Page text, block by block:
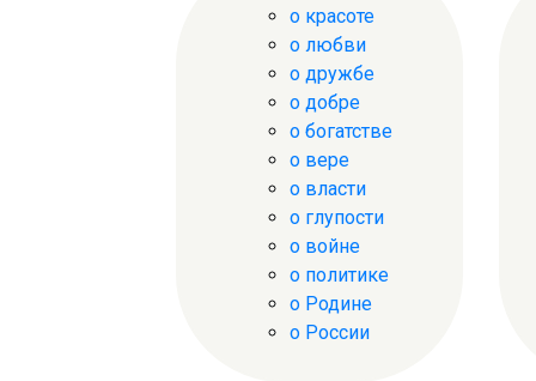
о красоте
о любви
о дружбе
о добре
о богатстве
о вере
о власти
о глупости
о войне
о политике
о Родине
о России